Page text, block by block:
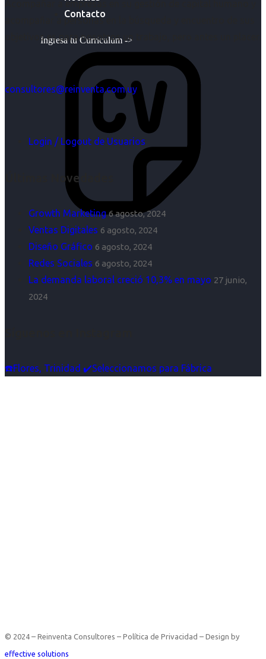
Contacto
Ingresa tu Curriculum ->
Acompañar a empresas en su gestión de capital humano y
acompañar a personas en la búsqueda y encuentro de sus
objetivos es para nosotros un trabajo, pero antes un placer.
consultores@reinventa.com.uy
Login / Logout de Usuarios
Últimas Novedades
Growth Marketing 6 agosto, 2024
Ventas Digitales 6 agosto, 2024
Diseño Gráfico 6 agosto, 2024
Redes Sociales 6 agosto, 2024
La demanda laboral creció 10,3% en mayo 27 junio,
2024
☎️Flores, Trinidad ✔️Seleccionamos para Fábrica
© 2024 – Reinventa Consultores – Política de Privacidad – Design by
effective solutions